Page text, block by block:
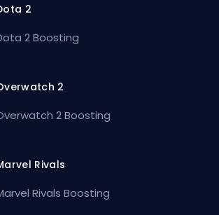
2
2 Boosting
2
2 Boosting
Rivals
Rivals Boosting